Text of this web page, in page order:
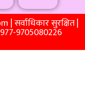
सर्वाधिकार सुरक्षित |
9705080226